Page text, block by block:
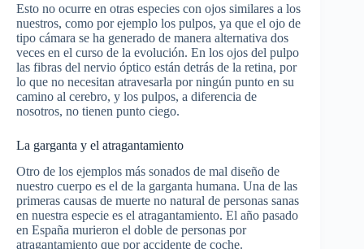
Esto no ocurre en otras especies con ojos similares a los
nuestros, como por ejemplo los pulpos, ya que el ojo de
tipo cámara se ha generado de manera alternativa dos
veces en el curso de la evolución. En los ojos del pulpo
las fibras del nervio óptico están detrás de la retina, por
lo que no necesitan atravesarla por ningún punto en su
camino al cerebro, y los pulpos, a diferencia de
nosotros, no tienen punto ciego.
La garganta y el atragantamiento
Otro de los ejemplos más sonados de mal diseño de
nuestro cuerpo es el de la garganta humana. Una de las
primeras causas de muerte no natural de personas sanas
en nuestra especie es el atragantamiento. El año pasado
en España murieron el doble de personas por
atragantamiento que por accidente de coche.